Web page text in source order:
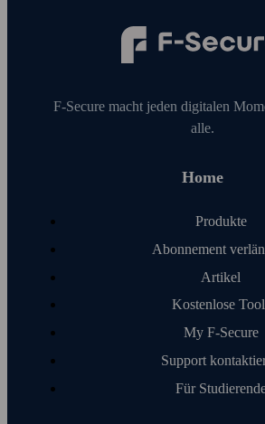
F‑Secure macht jeden digitalen
alle.
Home
Produkte
Abonnement
Artikel
Kosten­lose
My F‑Secure
Support
Für